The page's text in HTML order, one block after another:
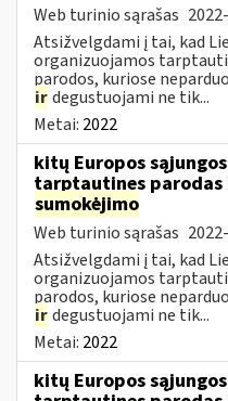
Web turinio sąrašas
Atsižvelgdami į tai, kad
organizuojamos
parodos, kuriose
irdegustuojami ne tik...
Metai: 2022
kitų Europos
tarptautines parodas
sumokėjimo
Web turinio sąrašas
Atsižvelgdami į tai, kad
organizuojamos
parodos, kuriose
irdegustuojami ne tik...
Metai: 2022
kitų Europos